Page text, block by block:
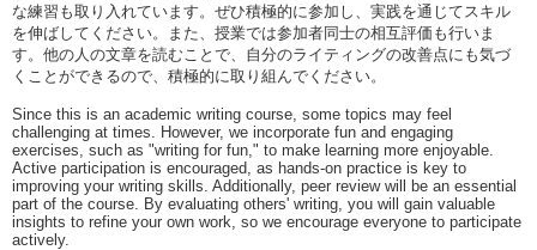
な練習も取り入れています。ぜひ積極的に参加し、実践を通じてスキル
を伸ばしてください。また、授業では参加者同士の相互評価も行いま
す。他の人の文章を読むことで、自分のライティングの改善点にも気づ
くことができるので、積極的に取り組んでください。
Since this is an academic writing course, some topics may feel
challenging at times. However, we incorporate fun and engaging
exercises, such as "writing for fun," to make learning more enjoyable.
Active participation is encouraged, as hands-on practice is key to
improving your writing skills. Additionally, peer review will be an essential
part of the course. By evaluating others' writing, you will gain valuable
insights to refine your own work, so we encourage everyone to participate
actively.